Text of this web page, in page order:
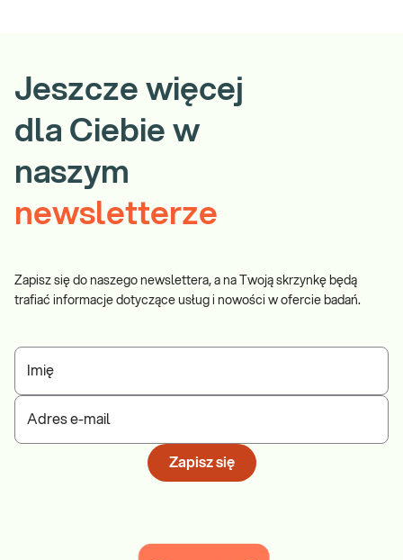
Jeszcze więcej
dla Ciebie w
naszym
newsletterze
Zapisz się do naszego newslettera, a na Twoją skrzynkę będą
trafiać informacje dotyczące usług i nowości w ofercie badań.
Imię
Adres e-mail
Zapisz się